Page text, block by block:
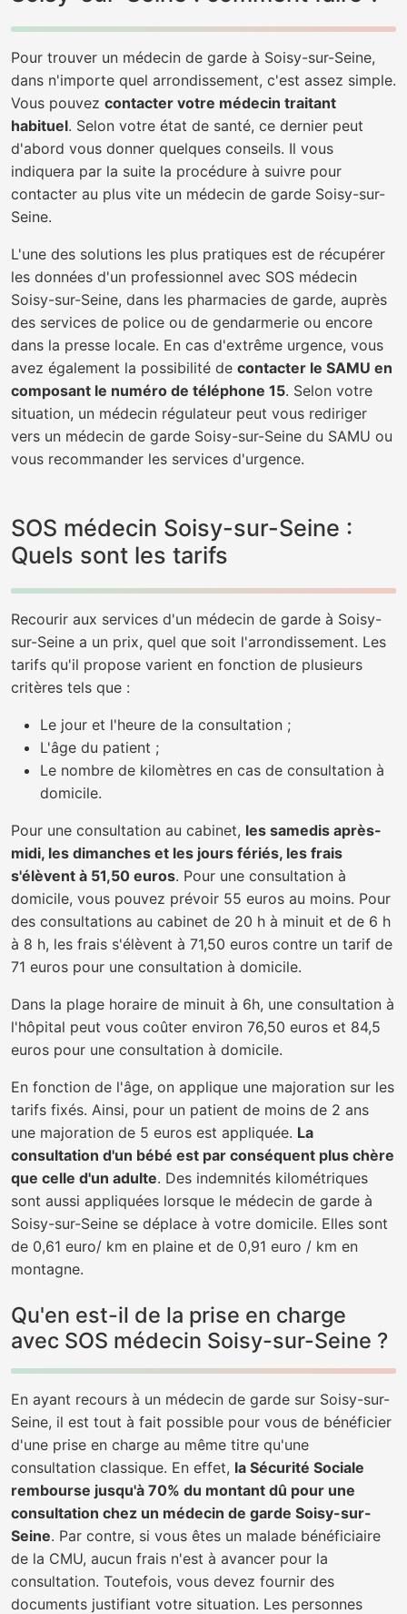
Pour trouver un médecin de garde à Soisy-sur-Seine,
dans n'importe quel arrondissement, c'est assez simple.
Vous pouvez contacter votre médecin traitant
habituel. Selon votre état de santé, ce dernier peut
d'abord vous donner quelques conseils. Il vous
indiquera par la suite la procédure à suivre pour
contacter au plus vite un médecin de garde Soisy-sur-
Seine.
L'une des solutions les plus pratiques est de récupérer
les données d'un professionnel avec SOS médecin
Soisy-sur-Seine, dans les pharmacies de garde, auprès
des services de police ou de gendarmerie ou encore
dans la presse locale. En cas d'extrême urgence, vous
avez également la possibilité de contacter le SAMU en
composant le numéro de téléphone 15. Selon votre
situation, un médecin régulateur peut vous rediriger
vers un médecin de garde Soisy-sur-Seine du SAMU ou
vous recommander les services d'urgence.
SOS médecin Soisy-sur-Seine :
Quels sont les tarifs
Recourir aux services d'un médecin de garde à Soisy-
sur-Seine a un prix, quel que soit l'arrondissement. Les
tarifs qu'il propose varient en fonction de plusieurs
critères tels que :
Le jour et l'heure de la consultation ;
L'âge du patient ;
Le nombre de kilomètres en cas de consultation à
domicile.
Pour une consultation au cabinet, les samedis après-
midi, les dimanches et les jours fériés, les frais
s'élèvent à 51,50 euros. Pour une consultation à
domicile, vous pouvez prévoir 55 euros au moins. Pour
des consultations au cabinet de 20 h à minuit et de 6 h
à 8 h, les frais s'élèvent à 71,50 euros contre un tarif de
71 euros pour une consultation à domicile.
Dans la plage horaire de minuit à 6h, une consultation à
l'hôpital peut vous coûter environ 76,50 euros et 84,5
euros pour une consultation à domicile.
En fonction de l'âge, on applique une majoration sur les
tarifs fixés. Ainsi, pour un patient de moins de 2 ans
une majoration de 5 euros est appliquée. La
consultation d'un bébé est par conséquent plus chère
que celle d'un adulte. Des indemnités kilométriques
sont aussi appliquées lorsque le médecin de garde à
Soisy-sur-Seine se déplace à votre domicile. Elles sont
de 0,61 euro/ km en plaine et de 0,91 euro / km en
montagne.
Qu'en est-il de la prise en charge
avec SOS médecin Soisy-sur-Seine ?
En ayant recours à un médecin de garde sur Soisy-sur-
Seine, il est tout à fait possible pour vous de bénéficier
d'une prise en charge au même titre qu'une
consultation classique. En effet, la Sécurité Sociale
rembourse jusqu'à 70% du montant dû pour une
consultation chez un médecin de garde Soisy-sur-
Seine. Par contre, si vous êtes un malade bénéficiaire
de la CMU, aucun frais n'est à avancer pour la
consultation. Toutefois, vous devez fournir des
documents justifiant votre situation. Les personnes